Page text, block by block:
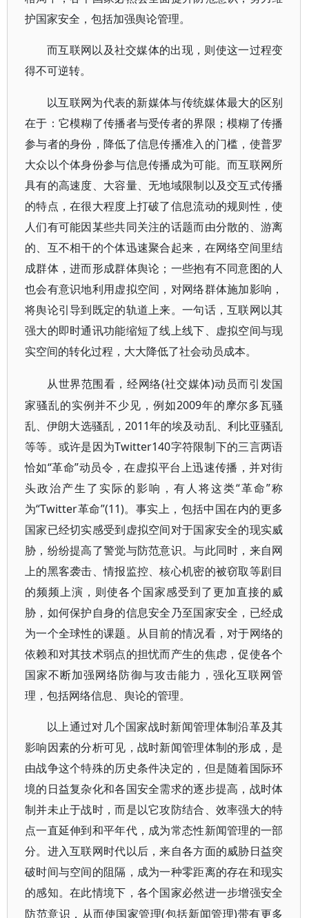
护国家安全，包括加强舆论管理。
而互联网以及社交媒体的出现，则使这一过程变
得不可逆转。
以互联网为代表的新媒体与传统媒体最大的区别
在于：它模糊了传播者与受传者的界限；模糊了传播
参与者的身份，降低了信息传播准入的门槛，使普罗
大众以个体身份参与信息传播成为可能。而互联网所
具有的高速度、大容量、无地域限制以及交互式传播
的特点，在很大程度上打破了信息流动的规则性，使
人们有可能因某些共同关注的话题而由分散的、游离
的、互不相干的个体迅速聚合起来，在网络空间里结
成群体，进而形成群体舆论；一些抱有不同意图的人
也会有意识地利用虚拟空间，对网络群体施加影响，
将舆论引导到既定的轨道上来。一句话，互联网以其
强大的即时通讯功能缩短了线上线下、虚拟空间与现
实空间的转化过程，大大降低了社会动员成本。
从世界范围看，经网络(社交媒体)动员而引发国
家骚乱的实例并不少见，例如2009年的摩尔多瓦骚
乱、伊朗大选骚乱，2011年的埃及动乱、利比亚骚乱
等等。或许是因为Twitter140字符限制下的三言两语
恰如“革命”动员令，在虚拟平台上迅速传播，并对街
头政治产生了实际的影响，有人将这类“革命”称
为“Twitter革命”(11)。事实上，包括中国在内的更多
国家已经切实感受到虚拟空间对于国家安全的现实威
胁，纷纷提高了警觉与防范意识。与此同时，来自网
上的黑客袭击、情报监控、核心机密的被窃取等剧目
的频频上演，则使各个国家感受到了更加直接的威
胁，如何保护自身的信息安全乃至国家安全，已经成
为一个全球性的课题。从目前的情况看，对于网络的
依赖和对其技术弱点的担忧而产生的焦虑，促使各个
国家不断加强网络防御与攻击能力，强化互联网管
理，包括网络信息、舆论的管理。
以上通过对几个国家战时新闻管理体制沿革及其
影响因素的分析可见，战时新闻管理体制的形成，是
由战争这个特殊的历史条件决定的，但是随着国际环
境的日益复杂化和各国安全需求的逐步提高，战时体
制并未止于战时，而是以它攻防结合、效率强大的特
点一直延伸到和平年代，成为常态性新闻管理的一部
分。进入互联网时代以后，来自各方面的威胁日益突
破时间与空间的阻隔，成为一种零距离的存在和现实
的感知。在此情境下，各个国家必然进一步增强安全
防范意识，从而使国家管理(包括新闻管理)带有更多